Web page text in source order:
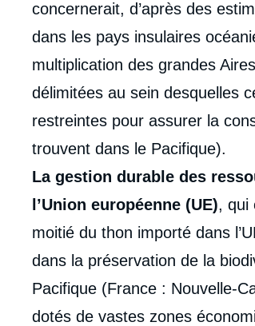
analyses
concernerait, d’après des
dans les pays insulaires
multiplication des grandes
délimitées au sein desquelles
restreintes pour assurer la
trouvent dans le Pacifique).
La gestion durable des
l’Union européenne (UE), qui
moitié du thon importé dans
dans la préservation de la
Pacifique (France : Nouvelle-
dotés de vastes zones